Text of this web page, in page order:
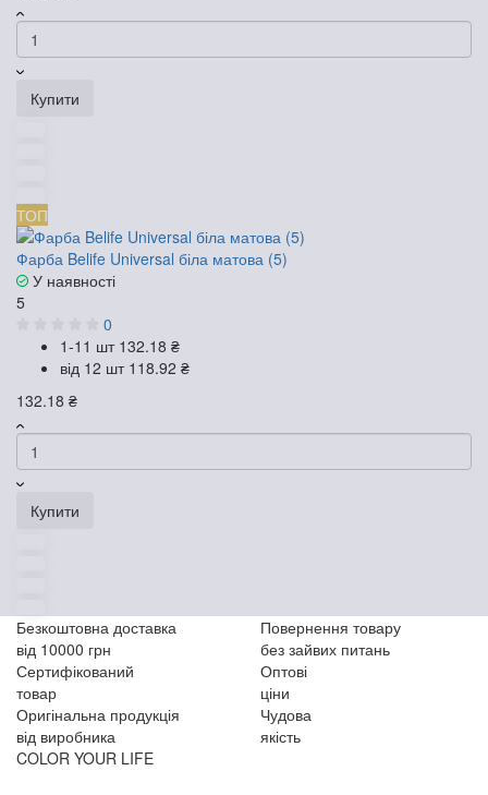
Купити
ТОП
Фарба Belife Universal біла матова (5)
У наявності
5
0
1-11 шт 132.18 ₴
від 12 шт 118.92 ₴
132.18 ₴
Купити
Безкоштовна доставка
від 10000 грн
Повернення товару
без зайвих питань
Сертифікований
товар
Оптові
ціни
Оригінальна продукція
від виробника
Чудова
якість
COLOR YOUR LIFE